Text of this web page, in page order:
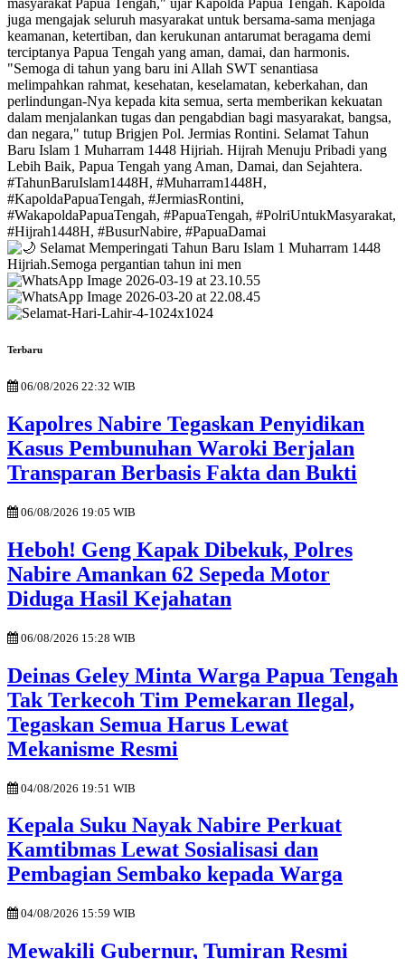
Terbaru
06/08/2026 22:32 WIB
Kapolres Nabire Tegaskan Penyidikan
Kasus Pembunuhan Waroki Berjalan
Transparan Berbasis Fakta dan Bukti
06/08/2026 19:05 WIB
Heboh! Geng Kapak Dibekuk, Polres
Nabire Amankan 62 Sepeda Motor
Diduga Hasil Kejahatan
06/08/2026 15:28 WIB
Deinas Geley Minta Warga Papua Tengah
Tak Terkecoh Tim Pemekaran Ilegal,
Tegaskan Semua Harus Lewat
Mekanisme Resmi
04/08/2026 19:51 WIB
Kepala Suku Nayak Nabire Perkuat
Kamtibmas Lewat Sosialisasi dan
Pembagian Sembako kepada Warga
04/08/2026 15:59 WIB
Mewakili Gubernur, Tumiran Resmi